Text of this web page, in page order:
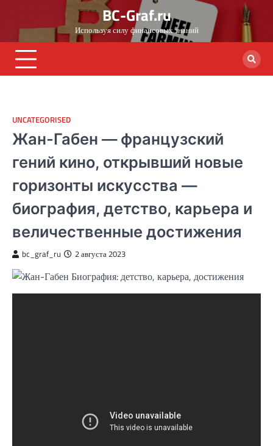
content
BC-Graf.ru
Используя силу финансовых знаний
UNCATEGORISED
Жан-Габен — французский
гений кино, открывший новые
горизонты искусства —
биография, детство, карьера и
величественные достижения
bc_graf_ru 2 августа 2023